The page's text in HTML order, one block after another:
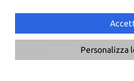
ChiamaPersonalizza